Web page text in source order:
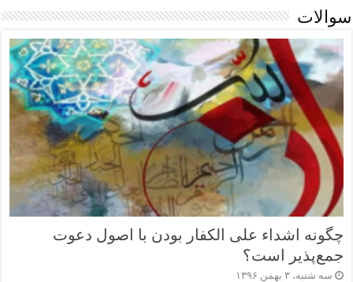
سوالات
چگونه اشداء علی الکفار بودن با اصول دعوت
جمع‌پذیر است؟
سه شنبه، ۳ بهمن ۱۳۹۶